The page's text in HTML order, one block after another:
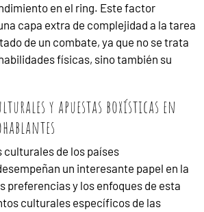
en el ring. Este factor
capa extra de complejidad a la tarea
de un combate, ya que no se trata
físicas, sino también su
y apuestas boxísticas en
de los países
un interesante papel en la
preferencias y los enfoques de esta
culturales específicos de las